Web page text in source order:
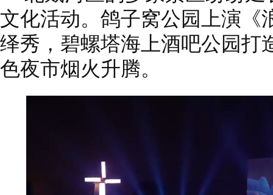
文化活动。鸽子窝公园上演《
绎秀，碧螺塔海上酒吧公园打
色夜市烟火升腾。